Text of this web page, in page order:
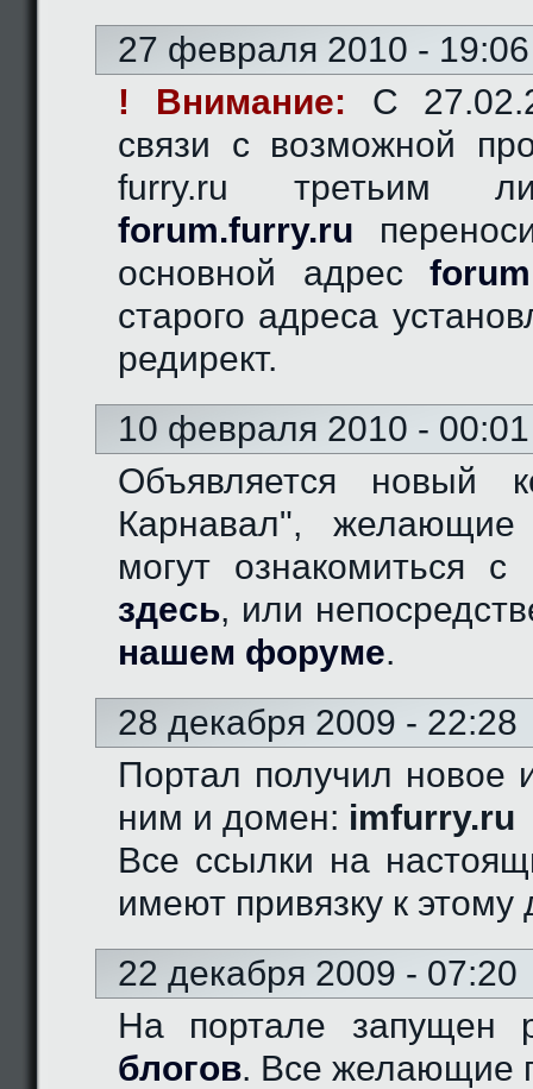
27 февраля 2010 - 19:06
! Внимание: C
связи с возможной
furry.ru третьим
forum.furry.ru
основной адрес
старого адреса
редирект.
10 февраля 2010 - 00:01
Объявляется новый
Карнавал", желающие
могут ознакомиться с
здесь, или
нашем форуме.
28 декабря 2009 - 22:28
Портал получил новое
ним и домен: imfurry.ru
Все ссылки на
имеют привязку к этому
22 декабря 2009 - 07:20
На портале запущен
блогов. Все желающие